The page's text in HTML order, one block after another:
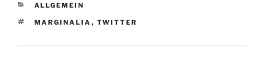
für linux gibt es diverse
kommen aber alle noch
KATEGORIEN
ALLGEMEIN
SCHLAGWÖRTER
MARGINALIA , TWITTER